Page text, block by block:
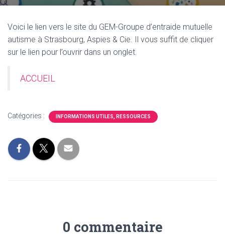
Voici le lien vers le site du GEM-Groupe d’entraide mutuelle
autisme à Strasbourg, Aspies & Cie. Il vous suffit de cliquer
sur le lien pour l’ouvrir dans un onglet.
ACCUEIL
Catégories : INFORMATIONS UTILES, RESSOURCES
0 commentaire